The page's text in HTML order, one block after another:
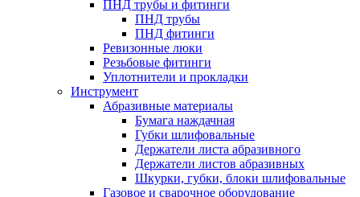
ПНД трубы и фитинги
ПНД трубы
ПНД фитинги
Ревизонные люки
Резьбовые фитинги
Уплотнители и прокладки
Инструмент
Абразивные материалы
Бумага наждачная
Губки шлифовальные
Держатели листа абразивного
Держатели листов абразивных
Шкурки, губки, блоки шлифовальные
Газовое и сварочное оборудование